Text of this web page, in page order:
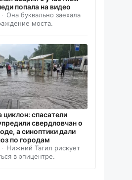
попала на видео
Она буквально заехала
моста.
циклон: спасатели
свердловчан о
а синоптики дали
по городам
Нижний Тагил рискует
в эпицентре.